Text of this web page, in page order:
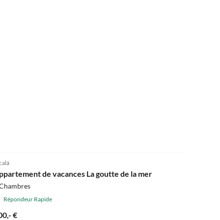
de vacances La goutte de la mer
Répondeur Rapide
€